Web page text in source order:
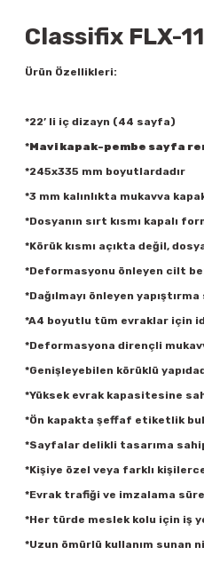
Classifix FLX-
Ürün Özellikleri:
*22’ li iç dizayn (44 sayfa)
*Mavi kapak-pembe sayfa
*245x335 mm boyutlardadır
*3 mm kalınlıkta mukavva
*Dosyanın sırt kısmı kapalı
*Körük kısmı açıkta değil,
*Deformasyonu önleyen cilt
*Dağılmayı önleyen
*A4 boyutlu tüm evraklar için
*Deformasyona dirençli
*Genişleyebilen körüklü
*Yüksek evrak kapasitesine
*Ön kapakta şeffaf etiketlik
*Sayfalar delikli tasarıma
*Kişiye özel veya farklı
*Evrak trafiği ve imzalama
*Her türde meslek kolu için iş
*Uzun ömürlü kullanım sunan